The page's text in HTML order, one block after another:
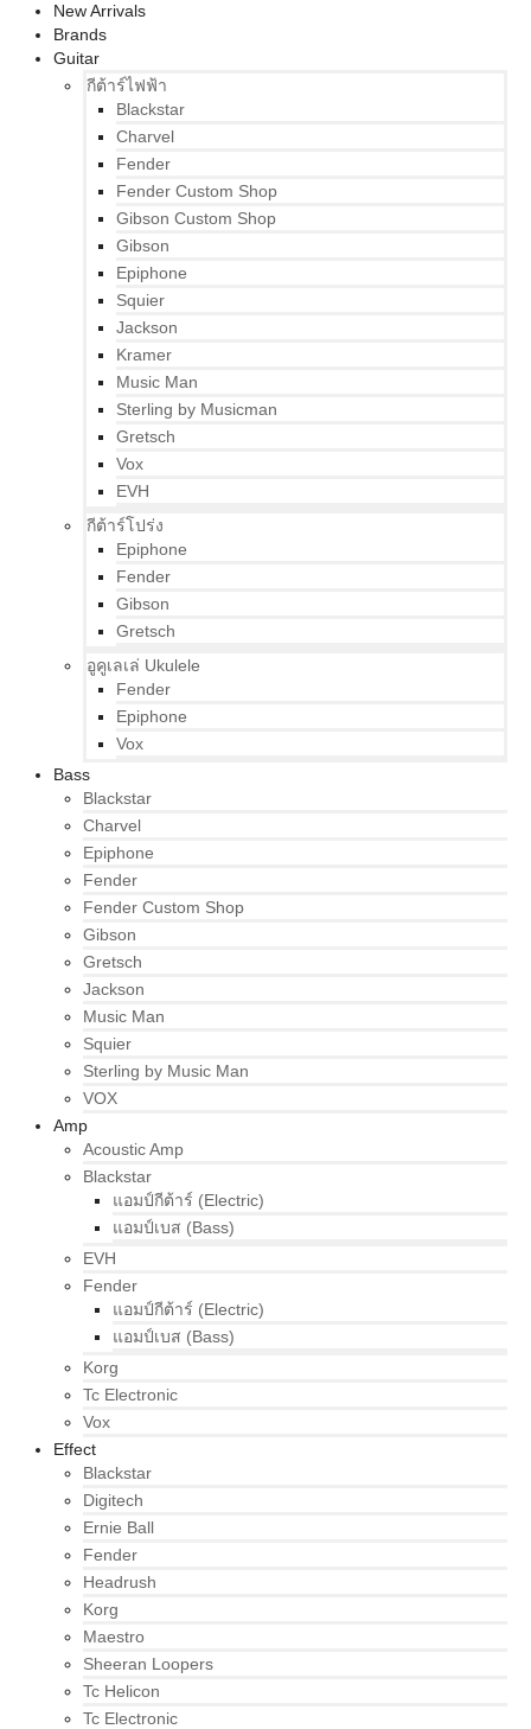
New Arrivals
Brands
Guitar
กีต้าร์ไฟฟ้า
Blackstar
Charvel
Fender
Fender Custom Shop
Gibson Custom Shop
Gibson
Epiphone
Squier
Jackson
Kramer
Music Man
Sterling by Musicman
Gretsch
Vox
EVH
กีต้าร์โปร่ง
Epiphone
Fender
Gibson
Gretsch
อูคูเลเล่ Ukulele
Fender
Epiphone
Vox
Bass
Blackstar
Charvel
Epiphone
Fender
Fender Custom Shop
Gibson
Gretsch
Jackson
Music Man
Squier
Sterling by Music Man
VOX
Amp
Acoustic Amp
Blackstar
แอมป์กีต้าร์ (Electric)
แอมป์เบส (Bass)
EVH
Fender
แอมป์กีต้าร์ (Electric)
แอมป์เบส (Bass)
Korg
Tc Electronic
Vox
Effect
Blackstar
Digitech
Ernie Ball
Fender
Headrush
Korg
Maestro
Sheeran Loopers
Tc Helicon
Tc Electronic